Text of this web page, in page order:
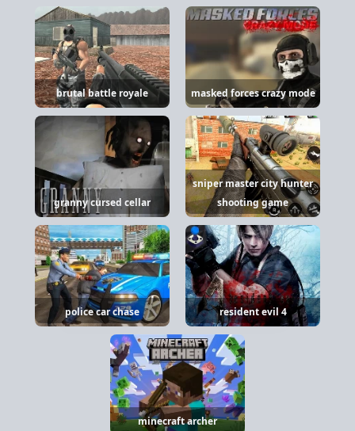
brutal battle royale masked forces crazy mode
granny cursed cellar
sniper master city hunter
shooting game
police car chase resident evil 4
minecraft archer